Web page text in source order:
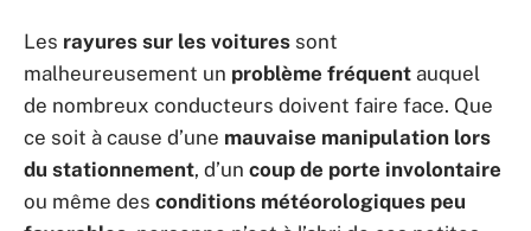
Les rayures sur les voitures sont
malheureusement un problème fréquent auquel
de nombreux conducteurs doivent faire face. Que
ce soit à cause d’une mauvaise manipulation lors
du stationnement, d’un coup de porte involontaire
ou même des conditions météorologiques peu